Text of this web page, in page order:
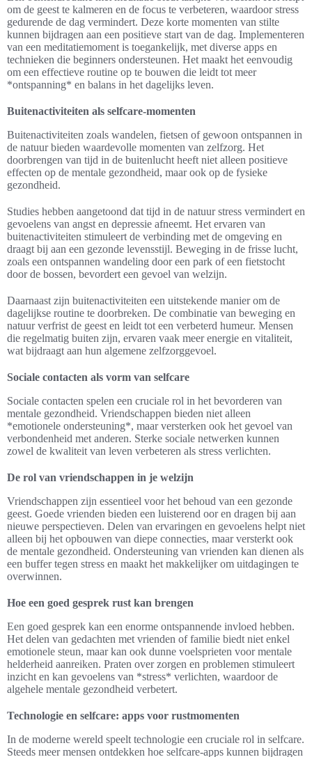
om de geest te kalmeren en de focus te verbeteren, waardoor stress
gedurende de dag vermindert. Deze korte momenten van stilte
kunnen bijdragen aan een positieve start van de dag. Implementeren
van een meditatiemoment is toegankelijk, met diverse apps en
technieken die beginners ondersteunen. Het maakt het eenvoudig
om een effectieve routine op te bouwen die leidt tot meer
*ontspanning* en balans in het dagelijks leven.
Buitenactiviteiten als selfcare-momenten
Buitenactiviteiten zoals wandelen, fietsen of gewoon ontspannen in
de natuur bieden waardevolle momenten van zelfzorg. Het
doorbrengen van tijd in de buitenlucht heeft niet alleen positieve
effecten op de mentale gezondheid, maar ook op de fysieke
gezondheid.
Studies hebben aangetoond dat tijd in de natuur stress vermindert en
gevoelens van angst en depressie afneemt. Het ervaren van
buitenactiviteiten stimuleert de verbinding met de omgeving en
draagt bij aan een gezonde levensstijl. Beweging in de frisse lucht,
zoals een ontspannen wandeling door een park of een fietstocht
door de bossen, bevordert een gevoel van welzijn.
Daarnaast zijn buitenactiviteiten een uitstekende manier om de
dagelijkse routine te doorbreken. De combinatie van beweging en
natuur verfrist de geest en leidt tot een verbeterd humeur. Mensen
die regelmatig buiten zijn, ervaren vaak meer energie en vitaliteit,
wat bijdraagt aan hun algemene zelfzorggevoel.
Sociale contacten als vorm van selfcare
Sociale contacten spelen een cruciale rol in het bevorderen van
mentale gezondheid. Vriendschappen bieden niet alleen
*emotionele ondersteuning*, maar versterken ook het gevoel van
verbondenheid met anderen. Sterke sociale netwerken kunnen
zowel de kwaliteit van leven verbeteren als stress verlichten.
De rol van vriendschappen in je welzijn
Vriendschappen zijn essentieel voor het behoud van een gezonde
geest. Goede vrienden bieden een luisterend oor en dragen bij aan
nieuwe perspectieven. Delen van ervaringen en gevoelens helpt niet
alleen bij het opbouwen van diepe connecties, maar versterkt ook
de mentale gezondheid. Ondersteuning van vrienden kan dienen als
een buffer tegen stress en maakt het makkelijker om uitdagingen te
overwinnen.
Hoe een goed gesprek rust kan brengen
Een goed gesprek kan een enorme ontspannende invloed hebben.
Het delen van gedachten met vrienden of familie biedt niet enkel
emotionele steun, maar kan ook dunne voelsprieten voor mentale
helderheid aanreiken. Praten over zorgen en problemen stimuleert
inzicht en kan gevoelens van *stress* verlichten, waardoor de
algehele mentale gezondheid verbetert.
Technologie en selfcare: apps voor rustmomenten
In de moderne wereld speelt technologie een cruciale rol in selfcare.
Steeds meer mensen ontdekken hoe selfcare-apps kunnen bijdragen